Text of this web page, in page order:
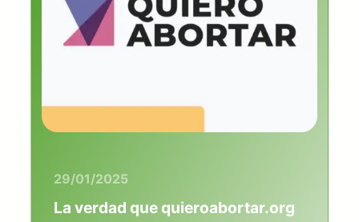
29/01/2025
La verdad que quieroabortar.org